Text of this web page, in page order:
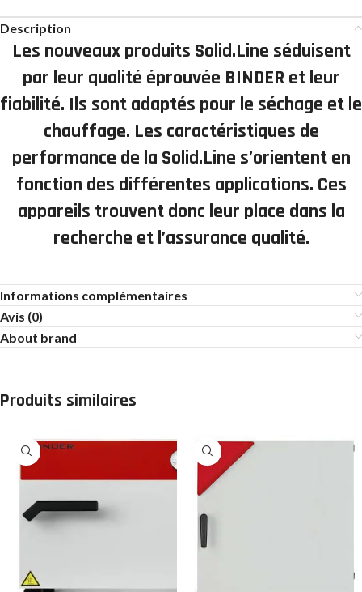
Description
Les nouveaux produits Solid.Line séduisent
par leur qualité éprouvée BINDER et leur
fiabilité. Ils sont adaptés pour le séchage et le
chauffage. Les caractéristiques de
performance de la Solid.Line s’orientent en
fonction des différentes applications. Ces
appareils trouvent donc leur place dans la
recherche et l’assurance qualité.
Informations complémentaires
Avis (0)
About brand
Produits similaires